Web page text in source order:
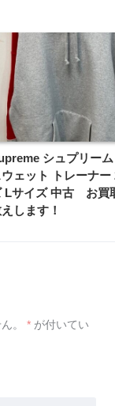
シュプリーム
ウェット トレーナー
Lサイズ 中古 お買
します！
。 * が付いてい